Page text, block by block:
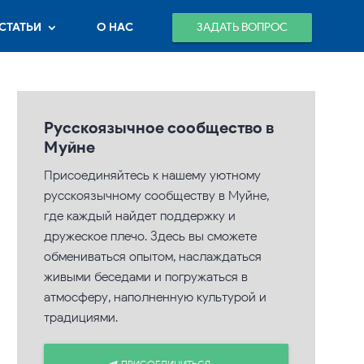
О НАС ЗАДАТЬ ВОПРОС
Русскоязычное сообщество в
Муйне
Присоединяйтесь к нашему уютному
русскоязычному сообществу в Муйне,
где каждый найдет поддержку и
дружеское плечо. Здесь вы сможете
обмениваться опытом, наслаждаться
живыми беседами и погружаться в
атмосферу, наполненную культурой и
традициями.